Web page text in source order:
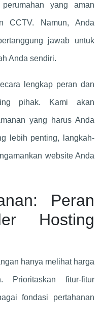
yang aman
CCTV. Namun, Anda
jawab untuk
Anda sendiri.
lengkap peran dan
pihak. Kami akan
yang harus Anda
lebih penting, langkah-
website Anda
Peran
Hosting
hanya melihat harga
Prioritaskan fitur-fitur
fondasi pertahanan